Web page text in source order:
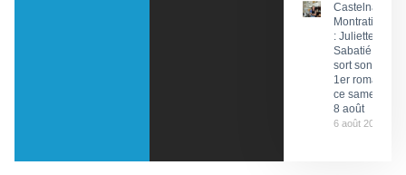
Castelnau-
Montratier
: Juliette
Sabatié
sort son
1er roman
ce samedi
8 août
6 août 2026